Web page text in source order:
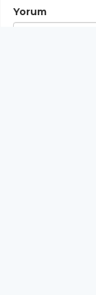
Yorum